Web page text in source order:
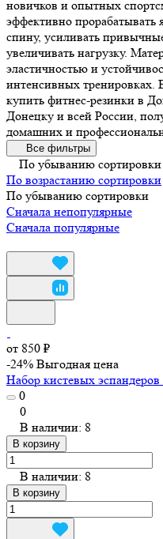
новичков и опытных
эффективно
спину, усиливать
увеличивать нагрузку.
эластичностью и
интенсивных тренировках.
купить фитнес-резинки в
Донецку и всей России,
домашних и
Все фильтры
По убыванию сортировки
По возрастанию сортировки
По убыванию сортировки
Сначала непопулярные
Сначала популярные
от 850 ₽
-24% Выгодная цена
Набор кистевых
0
0
В наличии: 8
В корзину
В наличии: 8
В корзину